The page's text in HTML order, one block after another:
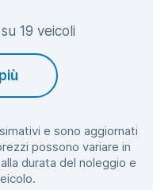
19 veicoli
e sono aggiornati
possono variare in
durata del noleggio e